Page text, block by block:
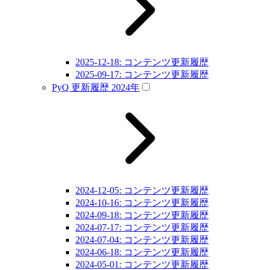
2025-12-18: コンテンツ更新履歴
2025-09-17: コンテンツ更新履歴
PyQ 更新履歴 2024年
2024-12-05: コンテンツ更新履歴
2024-10-16: コンテンツ更新履歴
2024-09-18: コンテンツ更新履歴
2024-07-17: コンテンツ更新履歴
2024-07-04: コンテンツ更新履歴
2024-06-18: コンテンツ更新履歴
2024-05-01: コンテンツ更新履歴